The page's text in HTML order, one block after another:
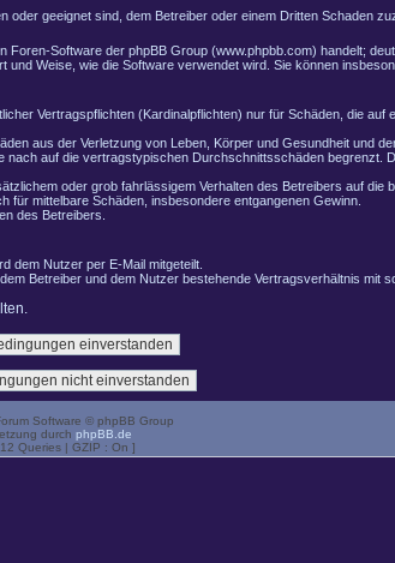
geeignet sind, dem Betreiber oder einem Dritten Schaden
Software der phpBB Group (www.phpbb.com) handelt;
Weise, wie die Software verwendet wird. Sie können
Vertragspflichten (Kardinalpflichten) nur für Schäden, die
aus der Verletzung von Leben, Körper und Gesundheit und
auf die vertragstypischen Durchschnittsschäden begrenzt.
oder grob fahrlässigem Verhalten des Betreibers auf
mittelbare Schäden, insbesondere entgangenen Gewinn.
des Betreibers.
dem Nutzer per E-Mail mitgeteilt.
Betreiber und dem Nutzer bestehende Vertragsverhältnis mit
Software © phpBB Group
durch phpBB.de
Queries | GZIP : On ]